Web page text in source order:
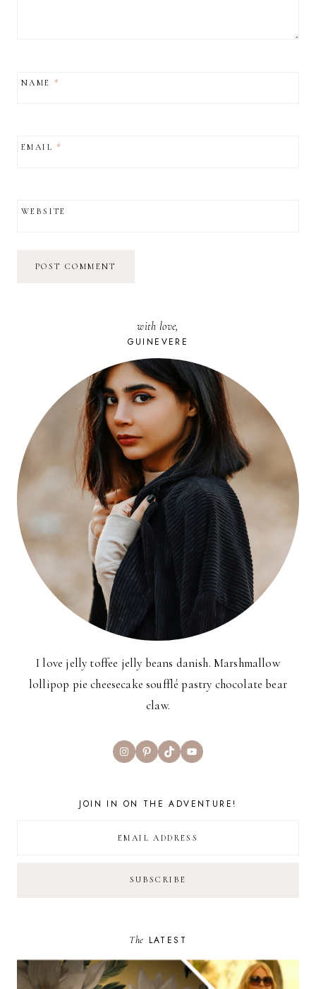
NAME *
EMAIL*
WEBSITE
with love,
GUINEVERE
I love jelly toffee jelly beans danish. Marshmallow
lollipop pie cheesecake soufflé pastry chocolate bear
claw.
InstagramPinterest
TikTokYouTube
JOIN IN ON THE ADVENTURE!
The LATEST